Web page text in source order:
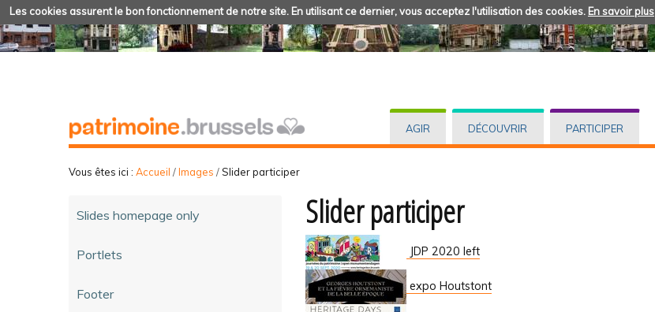
Les cookies assurent le bon fonctionnement de notre site. En utilisant ce dernier, vous acceptez l'utilisation des cookies. En savoir plus
AGIR DÉCOUVRIR PARTICIPER
Vous êtes ici : Accueil /Images /Slider participer
Slides homepage only
Portlets
Footer
Slider participer
JDP 2020 left
expo Houtstont